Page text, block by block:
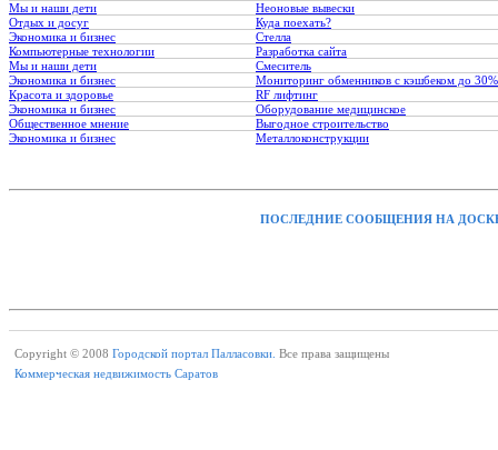
Мы и наши дети
Неоновые вывески
Отдых и досуг
Куда поехать?
Экономика и бизнес
Стелла
Компьютерные технологии
Разработка сайта
Мы и наши дети
Смеситель
Экономика и бизнес
Мониторинг обменников с кэшбеком до 30%
Красота и здоровье
RF лифтинг
Экономика и бизнес
Оборудование медицинское
Общественное мнение
Выгодное строительство
Экономика и бизнес
Металлоконструкции
ПОСЛЕДНИЕ СООБЩЕНИЯ НА
Copyright © 2008 Городской портал Палласовки. Все права защищены
Коммерческая недвижимость Саратов